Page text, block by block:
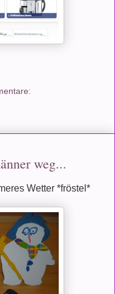
weg...
Wetter *fröstel*